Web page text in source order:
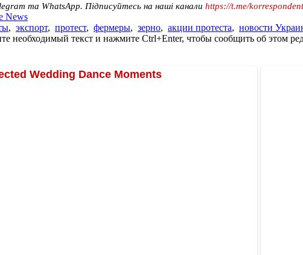
та WhatsApp. Підписуйтесь на наші канали https://t.me/
News
, экспорт, протест, фермеры, зерно, акции протеста, новости
необходимый текст и нажмите Ctrl+Enter, чтобы сообщить об этом